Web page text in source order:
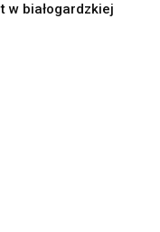
w białogardzkiej